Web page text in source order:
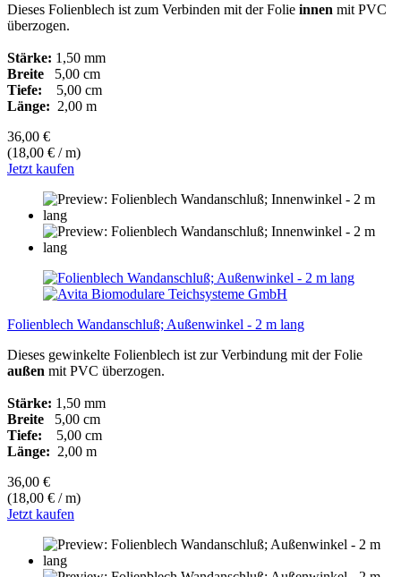
Dieses Folienblech ist zum Verbinden mit der Folie innen mit PVC
überzogen.
Stärke: 1,50 mm
Breite
5,00 cm
Tiefe: 5,00 cm
Länge: 2,00 m
36,00 €
(18,00 € / m)
Jetzt kaufen
Folienblech Wandanschluß; Außenwinkel - 2 m lang
Dieses gewinkelte Folienblech ist zur Verbindung mit der Folie
außen mit PVC überzogen.
Stärke: 1,50 mm
Breite
5,00 cm
Tiefe: 5,00 cm
Länge: 2,00 m
36,00 €
(18,00 € / m)
Jetzt kaufen